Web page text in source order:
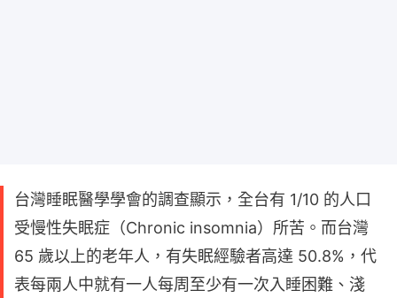
台灣睡眠醫學學會的調查顯示，全台有 1/10 的人口
受慢性失眠症（Chronic insomnia）所苦。而台灣
65 歲以上的老年人，有失眠經驗者高達 50.8%，代
表每兩人中就有一人每周至少有一次入睡困難、淺